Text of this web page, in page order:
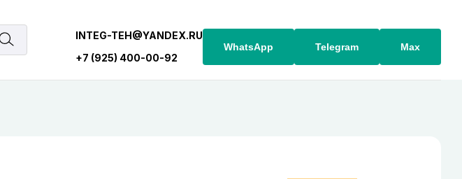
INTEG-TEH@YANDEX.RU
+7 (925) 400-00-92
WhatsApp Telegram Max